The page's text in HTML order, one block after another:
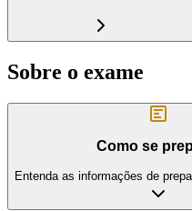
Sobre o exame
Como se
Entenda as informações de